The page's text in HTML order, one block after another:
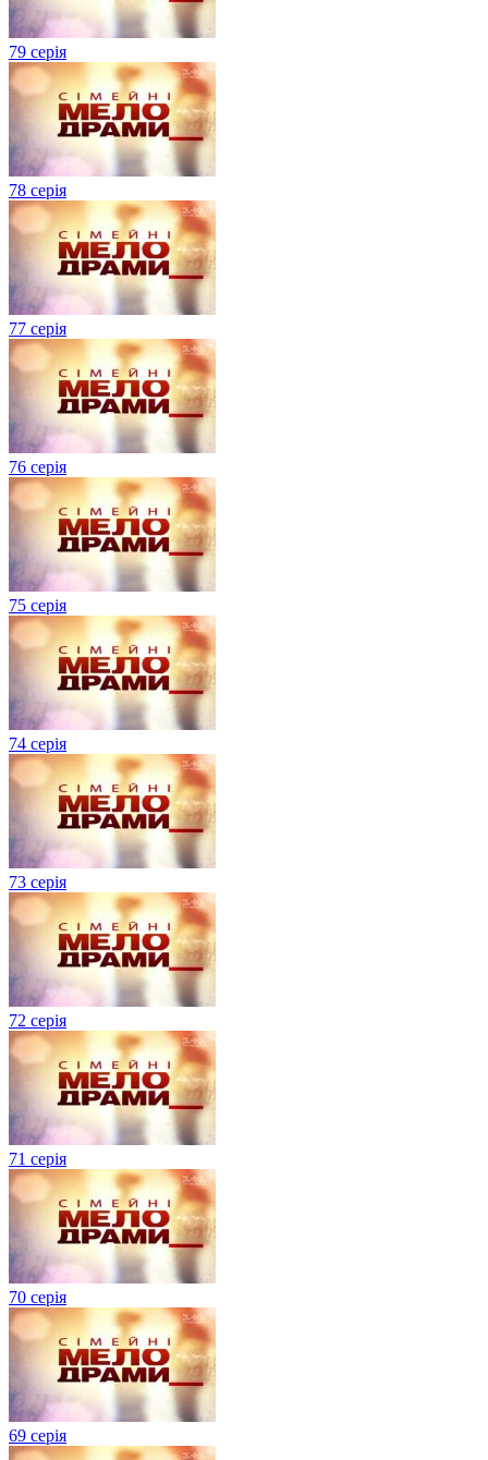
79 серія
78 серія
77 серія
76 серія
75 серія
74 серія
73 серія
72 серія
71 серія
70 серія
69 серія